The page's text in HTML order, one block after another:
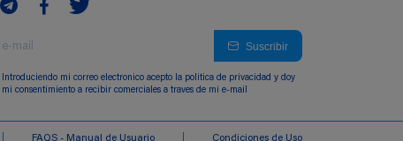
Suscribir
Introduciendo mi correo electronico acepto la politica de privacidad y doy
mi consentimiento a recibir comerciales a traves de mi e-mail
FAQS - Manual de Usuario Condiciones de Uso